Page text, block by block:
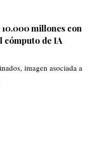
millones con
cómputo de IA